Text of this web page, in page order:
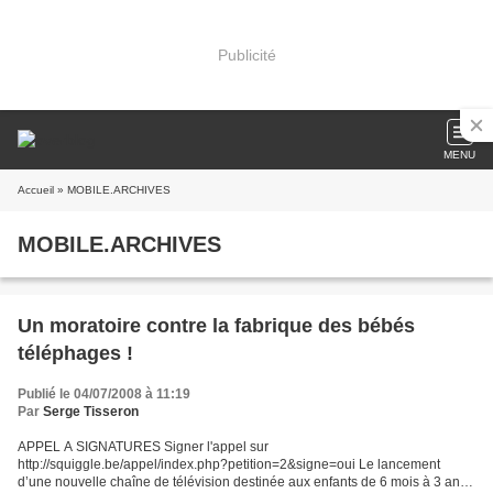
Publicité
MENU
Accueil » MOBILE.ARCHIVES
MOBILE.ARCHIVES
Un moratoire contre la fabrique des bébés
téléphages !
Publié le 04/07/2008 à 11:19
Par Serge Tisseron
APPEL A SIGNATURES Signer l'appel sur
http://squiggle.be/appel/index.php?petition=2&signe=oui Le lancement
d’une nouvelle chaîne de télévision destinée aux enfants de 6 mois à 3 ans